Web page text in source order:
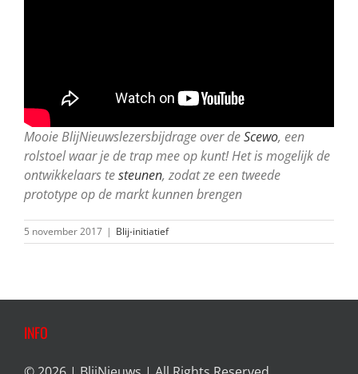
Mooie BlijNieuwslezersbijdrage over deScewo, een
rolstoel waar je de trap mee op kunt! Het is mogelijk de
ontwikkelaars testeunen, zodat ze een tweede
prototype op de markt kunnen brengen
5 november 2017 | Blij-initiatief
INFO